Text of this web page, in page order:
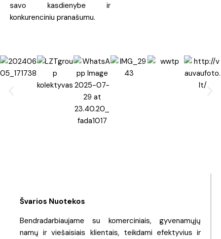
savo kasdienybe ir
konkurenciniu pranašumu.
Švarios Nuotekos
Bendradarbiaujame su komerciniais, gyvenamųjų
namų ir viešaisiais klientais, teikdami efektyvius ir